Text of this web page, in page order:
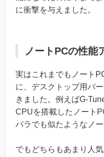
に衝撃を与えました。
ノートPCの性能
実はこれまでもノート
に、デスクトップ用パ
きました。例えばG-
CPUを搭載したノート
パラでも似たようなノ
でもどちらもあまり人